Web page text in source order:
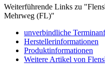
Weiterführende Links zu
Mehrweg (FL)"
unverbindliche
Herstellerinformationen
Produktinformationen
Weitere Artikel von